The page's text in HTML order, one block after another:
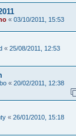
« 03/10/2011, 15:53
« 25/08/2011, 12:53
« 20/02/2011, 12:38
« 26/01/2010, 15:18